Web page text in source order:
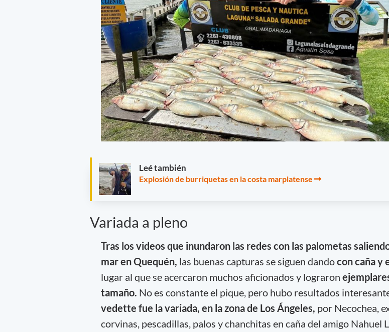
Leé también
Explosión de burriquetas en la costa marplatense
Variada a pleno
Tras los videos que inundaron las redes con las palometas
mar en Quequén, las buenas capturas se siguen dandocon caña y
lugar al que se acercaron muchos aficionados y lograron
tamaño. No es constante el pique, pero hubo resultados
vedette fue la variada, en la zona de Los Ángeles, por Necochea,
corvinas, pescadillas, palos y chanchitas en caña del amigo Nahuel